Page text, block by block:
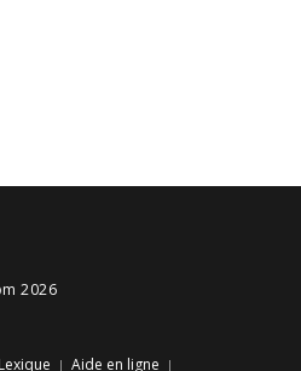
2026
Lexique Aide en ligne